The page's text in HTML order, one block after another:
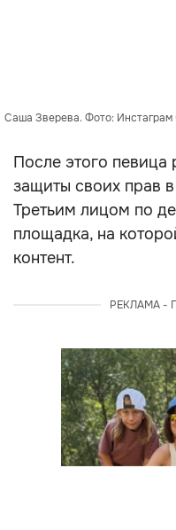
Саша Зверева. Фото:
После этого певица
защиты своих прав
Третьим лицом по
площадка, на
контент.
РЕКЛАМА -